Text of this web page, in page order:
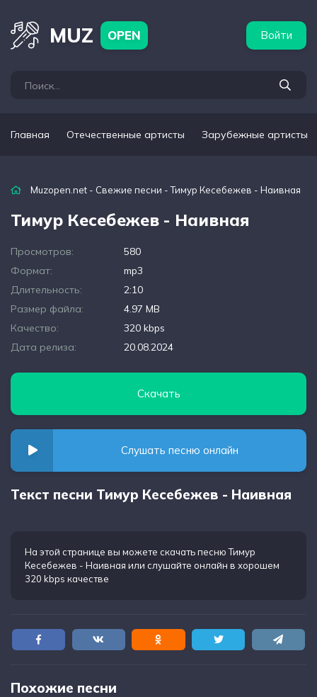
MUZ OPEN Войти
Главная Отечественные артисты Зарубежные артисты
Muzopen.net - Свежие песни - Тимур Кесебежев - Наивная
Тимур Кесебежев - Наивная
Просмотров:
580
Формат:
mp3
Длительность:
2:10
Размер файла:
4.97 MB
Качество:
320 kbps
Дата релиза:
20.08.2024
Скачать
Слушать песню онлайн
Текст песни Тимур Кесебежев - Наивная
На этой странице вы можете скачать песню Тимур
Кесебежев - Наивная или слушайте онлайн в хорошем
320 kbps качестве
Похожие песни
артисты Популярные подборки